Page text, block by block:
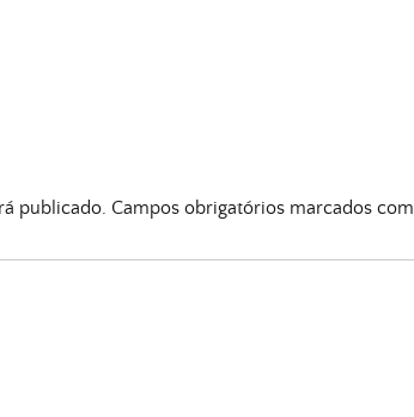
publicado. Campos obrigatórios marcados com